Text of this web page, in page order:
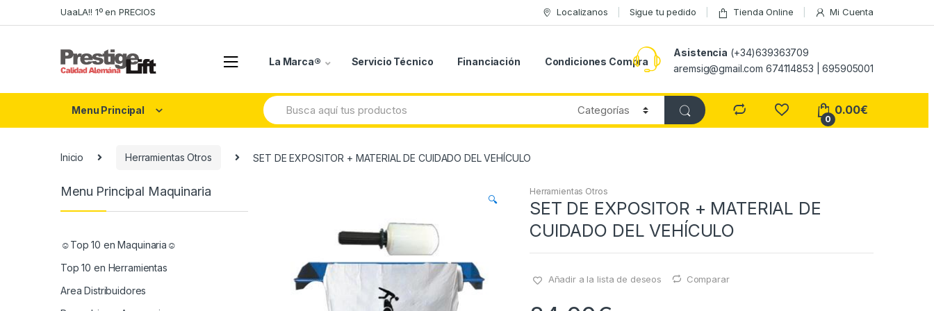
to
to
UaaLA!! 1º en PRECIOS Localizanos Sigue tu pedido Tienda Online Mi Cuenta
La Marca® Servicio Técnico Financiación Condiciones Compra
Asistencia (+34)639363709
aremsig@gmail.com 674114853 | 695905001
Menu Principal
Search
for:
0
0.00€
Inicio Herramientas Otros SET DE EXPOSITOR + MATERIAL DE CUIDADO DEL VEHÍCULO
🔍
Herramientas Otros
SET DE EXPOSITOR + MATERIAL DE
CUIDADO DEL VEHÍCULO
Añadir a la lista de deseos Comparar
Menu Principal Maquinaria
☺Top 10 en Maquinaria☺
Top 10 en Herramientas
Area Distribuidores